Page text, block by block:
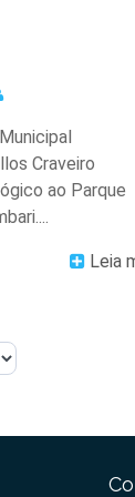
Craveiro
ao Parque
Leia